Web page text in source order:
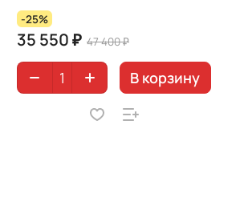
-25%
35 550 ₽ 47 400 ₽
В корзину